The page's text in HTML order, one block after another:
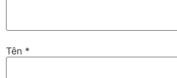
Tên *